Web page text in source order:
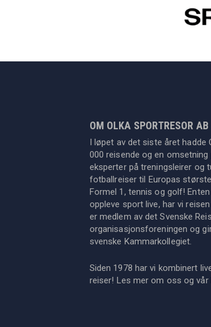
OM OLKA SPORTRESOR AB
I løpet av det siste året hadde
000 reisende og en omsetning
eksperter på treningsleirer og
fotballreiser til Europas
Formel 1, tennis og golf!
oppleve sport live, har vi
er medlem av det Svenske
organisasjonsforeningen og
svenske Kammarkollegiet.
Siden 1978 har vi kombinert
reiser! Les mer om oss og vår